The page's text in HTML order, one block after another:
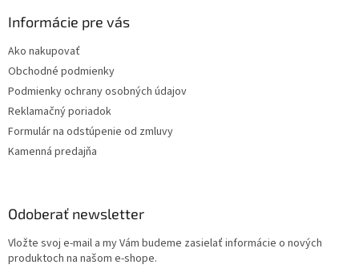
Informácie pre vás
Ako nakupovať
Obchodné podmienky
Podmienky ochrany osobných údajov
Reklamačný poriadok
Formulár na odstúpenie od zmluvy
Kamenná predajňa
Odoberať newsletter
Vložte svoj e-mail a my Vám budeme zasielať informácie o nových
produktoch na našom e-shope.